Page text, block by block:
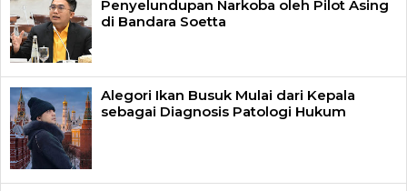
Penyelundupan Narkoba oleh Pilot Asing
di Bandara Soetta
Alegori Ikan Busuk Mulai dari Kepala
sebagai Diagnosis Patologi Hukum